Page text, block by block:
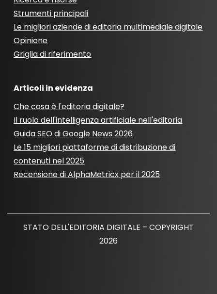
Strumenti principali
Le migliori aziende di editoria multimediale digitale
Opinione
Griglia di riferimento
Articoli in evidenza
Che cosa è l'editoria digitale?
Il ruolo dell'intelligenza artificiale nell'editoria
Guida SEO di Google News 2026
Le 15 migliori piattaforme di distribuzione di
contenuti nel 2025
Recensione di AlphaMetricx per il 2025
STATO DELL'EDITORIA DIGITALE – COPYRIGHT
2026